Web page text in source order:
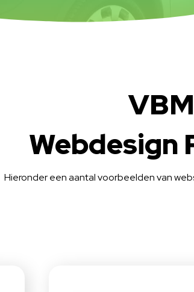
Webdesign
Hieronder een aantal voorbeelden van